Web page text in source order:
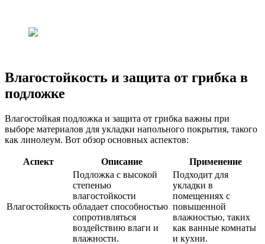
Влагостойкость и защита от грибка в
подложке
Влагостойкая подложка и защита от грибка важны при
выборе материалов для укладки напольного покрытия, такого
как линолеум. Вот обзор основных аспектов:
Аспект Описание Применение
Влагостойкость
Подложка с высокой
степенью
влагостойкости
обладает способностью
сопротивляться
воздействию влаги и
влажности.
Подходит для
укладки в
помещениях с
повышенной
влажностью, таких
как ванные комнаты
и кухни.